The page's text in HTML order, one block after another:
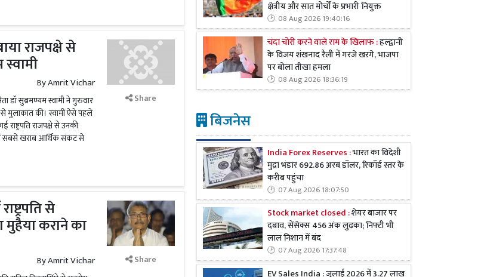
राजपक्षे से
ByAmrit Vichar
डॉ सुब्रमण्यम स्वामी ने गुरुवार
से मुलाकात की। स्वामी ऐसे पहले
राजपक्षे से उनकी
सबसे खराब आर्थिक संकट से
Share
से
मुहैया कराने का
ByAmrit Vichar Share
क्षेत्रीय और सात मोर्चों के प्रभारी नियुक्त
08 Aug 2026 19:40:16
चंदा चोरी करने वाले राम के खिलाफ :हल्द्वानी
के विजय शंखनाद रैली में गरजे खरगे, भाजपा
पर बोला तीखा हमला
08 Aug 2026 18:36:19
बिजनेस
India Forex Reserves :भारत का विदेशी
मुद्रा भंडार 692.86 अरब डॉलर, रिकॉर्ड स्तर के
करीब पहुंचा
07 Aug 2026 18:07:50
Stock market closed :शेयर बाजार पर
दबाव, सेंसेक्स 456 अंक लुढ़का; निफ्टी भी
लाल निशान में बंद
07 Aug 2026 17:37:48
EV Sales India : जुलाई 2026 में 3.27 लाख